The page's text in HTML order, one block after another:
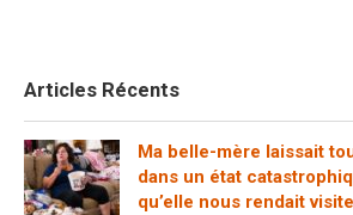
Articles Récents
Ma belle-mère laissait
dans un état
qu’elle nous rendait